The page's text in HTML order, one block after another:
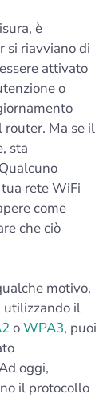
è
si riavviano di
attivato
o
Ma se il
sta
rete WiFi
come
che ciò
motivo,
utilizzando il
oWPA3, puoi
oggi,
il protocollo